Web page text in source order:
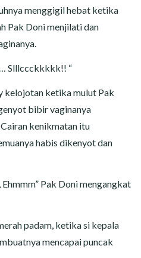
menggigil hebat ketika
Pak Doni menjilati dan
Slllccckkkkk!! “
kelojotan ketika mulut Pak
bibir vaginanya
kenikmatan itu
habis dikenyot dan
Pak Doni mengangkat
padam, ketika si kepala
mencapai puncak